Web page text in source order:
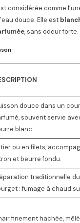
considérée comme
douce. Elle est
, sans odeur forte.
douce dans un
souvent servie
blanc.
ou en filets,
et beurre fondu.
traditionnelle
: fumage à chaud
finement hachée,